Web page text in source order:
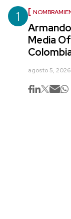
1
Media
agosto 5, 2026